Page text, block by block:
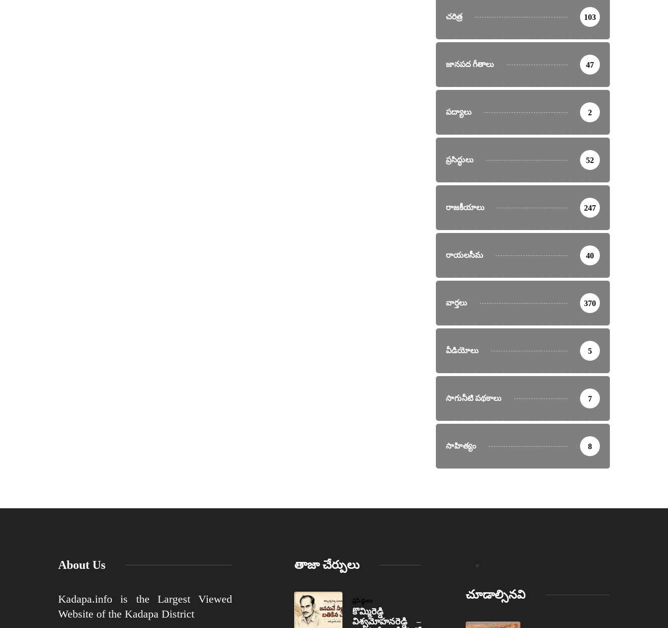
చరిత్ర 103
జానపద గీతాలు 47
పద్యాలు 2
ప్రసిద్ధులు 52
రాజకీయాలు 247
రాయలసీమ 40
వార్తలు 370
వీడియోలు 5
సాగునీటి పథకాలు 7
సాహిత్యం 8
About Us
Kadapa.info is the Largest Viewed
Website of the Kadapa District
తాజా చేర్పులు
ప్రసిద్ధులు
కొమ్మిరెడ్డి
విశ్వమోహనరెడ్డి –
చూడాల్సినవి